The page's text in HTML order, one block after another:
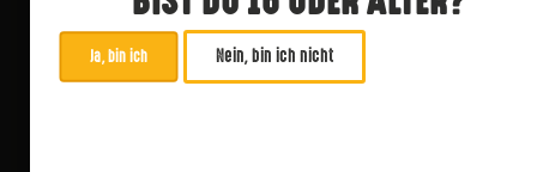
Ja, bin ich Nein, bin ich nicht